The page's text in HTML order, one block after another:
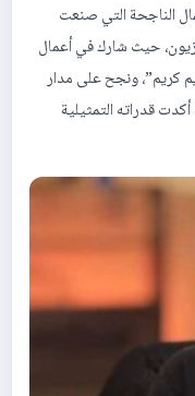
الناجحة التي صنعت
حيث شارك في أعمال
كريم”، ونجح على مدار
قدراته التمثيلية